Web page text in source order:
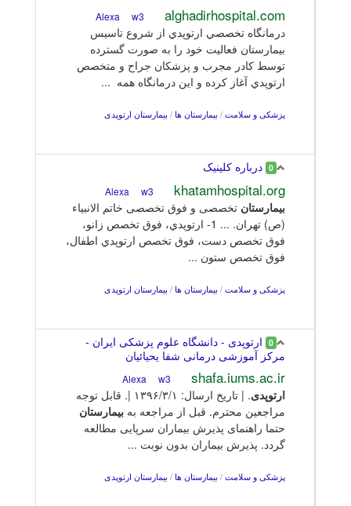
alghadirhospital.com
w3
درمانگاه تخصصي ارتوپدي از شروع تاسيس
بيمارستان فعاليت خود را به صورت گسترده
توسط كادر مجرب و پزشكان جراح و متخصص
ارتوپدي آغاز كرده و اين درمانگاه همه ...
پزشکی و سلامت / بیمارستان ها / بیمارستان ارتوپدی
0 درباره کلینیک
khatamhospital.org
w3
بیمارستان تخصصی و فوق تخصصی خاتم الانبیاء
(ص) تهران. ... 1- ارتوپدي‌، فوق‌ تخصص‌ زانو،
فوق‌ تخصص‌ دست‌، فوق‌ تخصص‌ ارتوپدي‌ اطفال‌،
فوق‌ تخصص‌ ستون‌ ...
پزشکی و سلامت / بیمارستان ها / بیمارستان ارتوپدی
0 ارتوپدی - دانشگاه علوم پزشکی ایران -
مرکز آموزشی درمانی شفا یحیائیان
shafa.iums.ac.ir
w3
ارتوپدی
. | تاریخ ارسال: ۱۳۹۶/۳/۱ |. قابل توجه
مراجعین محترم. قبل از مراجعه به بیمارستان
حتما راهنمای پذیرش بیماران سرپایی مطالعه
گردد. پذیرش بیماران بدون نوبت ...
پزشکی و سلامت / بیمارستان ها / بیمارستان ارتوپدی